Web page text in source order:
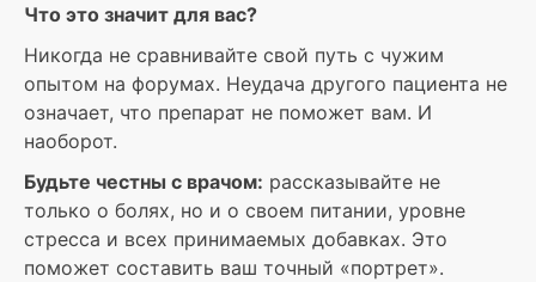
Что это значит для вас?
Никогда не сравнивайте свой путь с чужим
опытом на форумах. Неудача другого пациента не
означает, что препарат не поможет вам. И
наоборот.
Будьте честны с врачом: рассказывайте не
только о болях, но и о своем питании, уровне
стресса и всех принимаемых добавках. Это
поможет составить ваш точный «портрет».